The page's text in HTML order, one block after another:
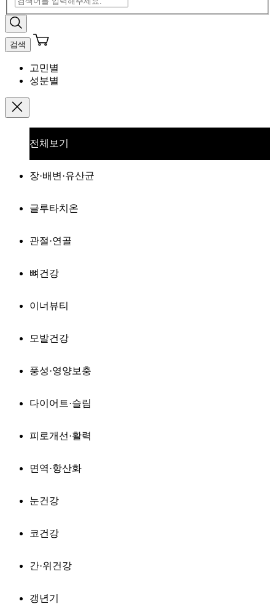
검색
고민별
성분별
전체보기
장·배변·유산균
글루타치온
관절·연골
뼈건강
이너뷰티
모발건강
풍성·영양보충
다이어트·슬림
피로개선·활력
면역·항산화
눈건강
코건강
간·위건강
갱년기